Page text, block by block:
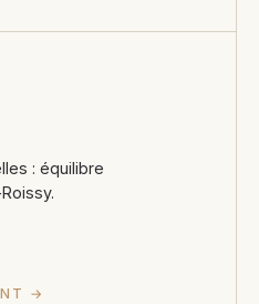
: équilibre
→